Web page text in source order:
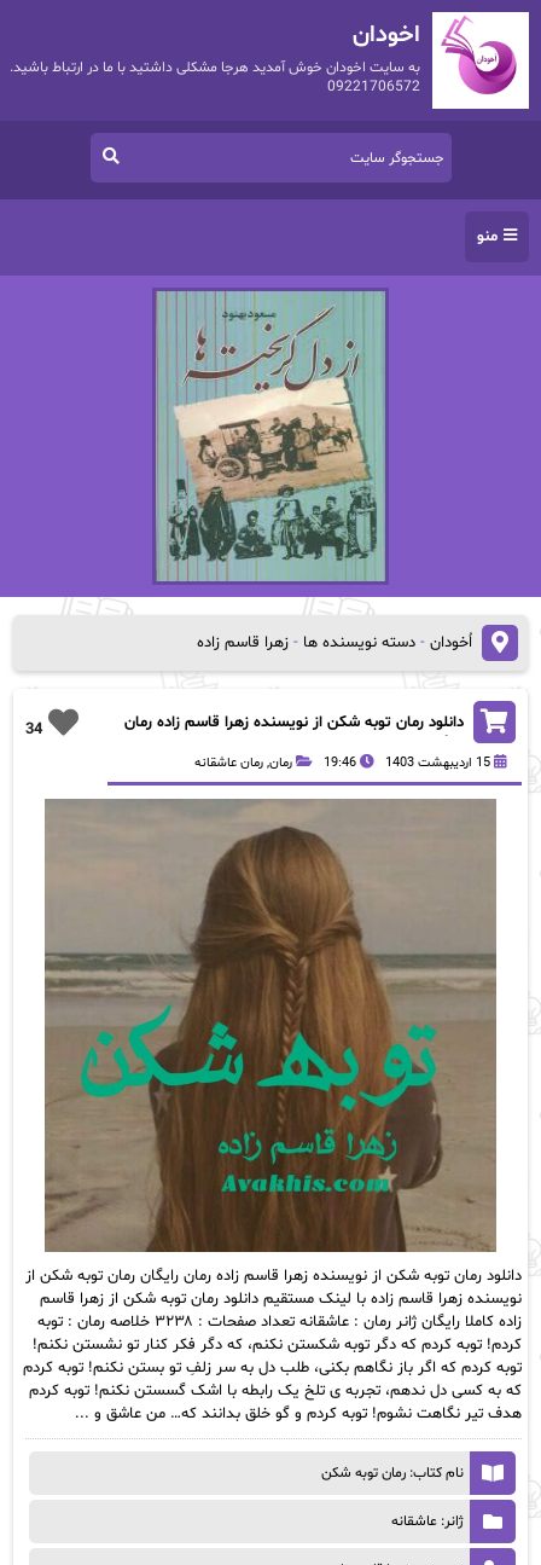
اخودان
به سایت اخودان خوش آمدید هرجا مشکلی داشتید با ما در ارتباط باشید.
09221706572
منو
اُخودان- دسته نویسنده ها - زهرا قاسم زاده
34
دانلود رمان توبه شکن از نویسنده زهرا قاسم زاده رمان
15 اردیبهشت 1403 19:46 رمان, رمان عاشقانه
دانلود رمان توبه شکن از نویسنده زهرا قاسم زاده رمان رایگان رمان توبه شکن از
نویسنده زهرا قاسم زاده با لینک مستقیم دانلود رمان توبه شکن از زهرا قاسم
زاده کاملا رایگان ژانر رمان : عاشقانه تعداد صفحات : ۳۲۳۸ خلاصه رمان : توبه
کردم! توبه کردم که دگر توبه شکستن نکنم، که دگر فکر کنار تو نشستن نکنم!
توبه کردم که اگر باز نگاهم بکنی، طلب دل به سر زلفِ تو بستن نکنم! توبه کردم
که به کسی دل ندهم، تجربه ی تلخ یک رابطه با اشک گسستن نکنم! توبه کردم
هدف تير نگاهت نشوم! توبه کردم و گو خلق بدانند که… من عاشق و ...
نام کتاب: رمان توبه شکن
ژانر: عاشقانه